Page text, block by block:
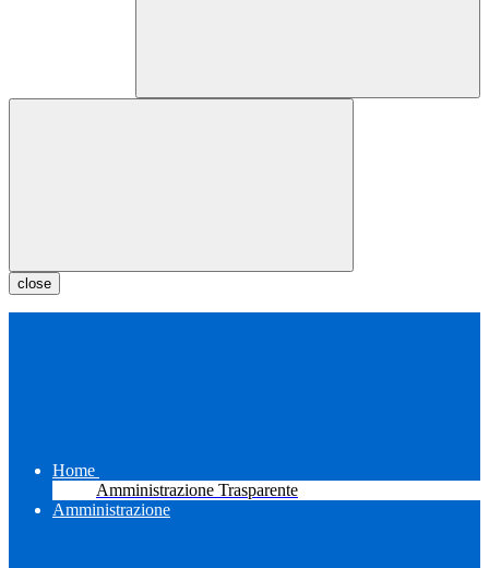
close
Home
Amministrazione Trasparente
Amministrazione